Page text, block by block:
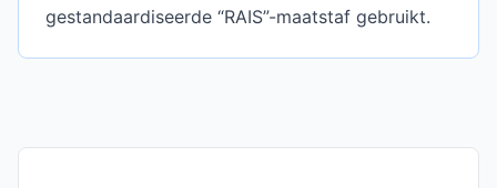
gestandaardiseerde “RAIS”-maatstaf gebruikt.